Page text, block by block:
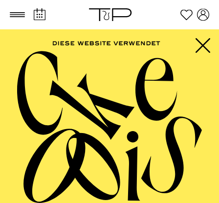
Zum Hauptinhalt springen Zum Footer springen
AALTO BALLETT